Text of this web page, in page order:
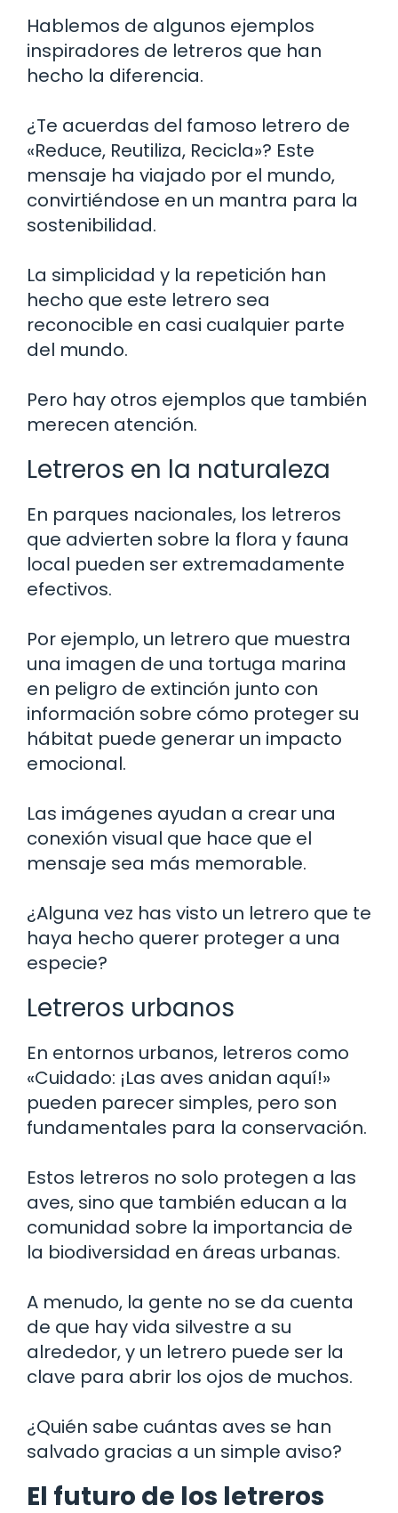
Hablemos de algunos ejemplos
inspiradores de letreros que han
hecho la diferencia.
¿Te acuerdas del famoso letrero de
«Reduce, Reutiliza, Recicla»? Este
mensaje ha viajado por el mundo,
convirtiéndose en un mantra para la
sostenibilidad.
La simplicidad y la repetición han
hecho que este letrero sea
reconocible en casi cualquier parte
del mundo.
Pero hay otros ejemplos que también
merecen atención.
Letreros en la naturaleza
En parques nacionales, los letreros
que advierten sobre la flora y fauna
local pueden ser extremadamente
efectivos.
Por ejemplo, un letrero que muestra
una imagen de una tortuga marina
en peligro de extinción junto con
información sobre cómo proteger su
hábitat puede generar un impacto
emocional.
Las imágenes ayudan a crear una
conexión visual que hace que el
mensaje sea más memorable.
¿Alguna vez has visto un letrero que te
haya hecho querer proteger a una
especie?
Letreros urbanos
En entornos urbanos, letreros como
«Cuidado: ¡Las aves anidan aquí!»
pueden parecer simples, pero son
fundamentales para la conservación.
Estos letreros no solo protegen a las
aves, sino que también educan a la
comunidad sobre la importancia de
la biodiversidad en áreas urbanas.
A menudo, la gente no se da cuenta
de que hay vida silvestre a su
alrededor, y un letrero puede ser la
clave para abrir los ojos de muchos.
¿Quién sabe cuántas aves se han
salvado gracias a un simple aviso?
El futuro de los letreros